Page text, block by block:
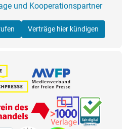
und Kooperationspartner
Verträge hier kündigen